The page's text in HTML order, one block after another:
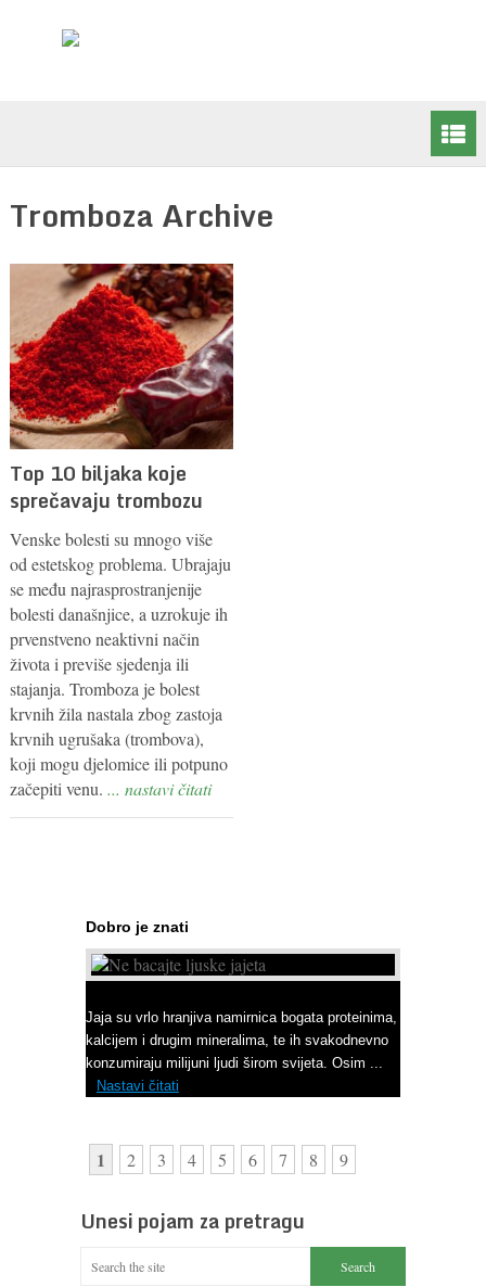
Tromboza Archive
Top 10 biljaka koje
sprečavaju trombozu
Venske bolesti su mnogo više
od estetskog problema. Ubrajaju
se među najrasprostranjenije
bolesti današnjice, a uzrokuje ih
prvenstveno neaktivni način
života i previše sjedenja ili
stajanja. Tromboza je bolest
krvnih žila nastala zbog zastoja
krvnih ugrušaka (trombova),
koji mogu djelomice ili potpuno
začepiti venu. ... nastavi čitati
Dobro je znati
Jaja su vrlo hranjiva namirnica bogata proteinima,
kalcijem i drugim mineralima, te ih svakodnevno
konzumiraju milijuni ljudi širom svijeta. Osim ...
Nastavi čitati
1 2 3 4 5 6 7 8 9
Unesi pojam za pretragu